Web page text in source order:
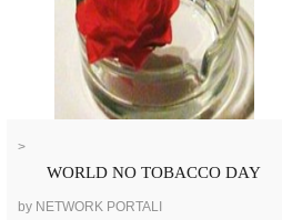
>
WORLD NO TOBACCO DAY
by NETWORK PORTALI